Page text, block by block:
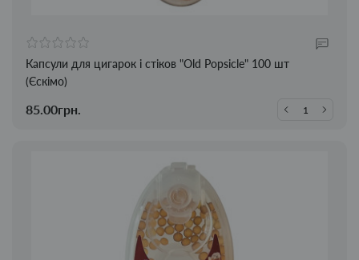
Капсули для цигарок і стіков "Old Popsicle" 100 шт
(Єскімо)
85.00грн.